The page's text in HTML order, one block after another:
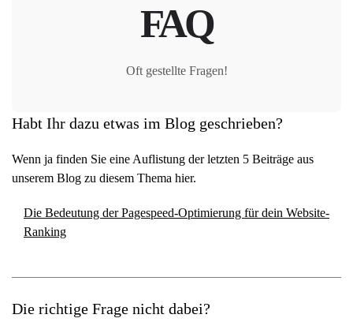
FAQ
Oft gestellte Fragen!
Habt Ihr dazu etwas im Blog geschrieben?
Wenn ja finden Sie eine Auflistung der letzten 5 Beiträge aus
unserem Blog zu diesem Thema hier.
Die Bedeutung der Pagespeed-Optimierung für dein Website-
Ranking
Die richtige Frage nicht dabei?